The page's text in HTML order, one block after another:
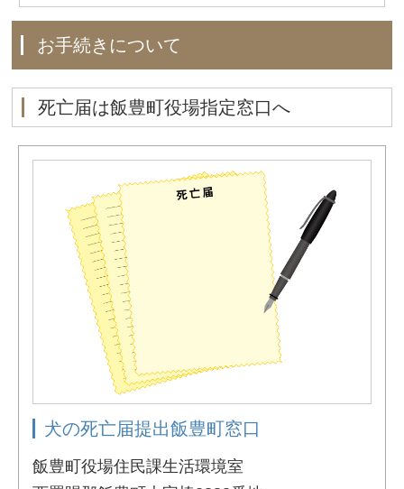
お手続きについて
死亡届は飯豊町役場指定窓口へ
犬の死亡届提出飯豊町窓口
飯豊町役場住民課生活環境室